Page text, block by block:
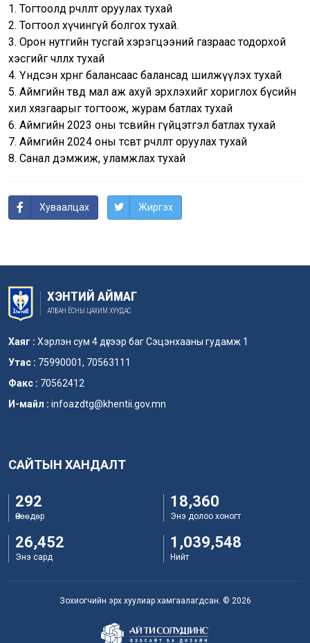
1. Тогтоолд өөрчлөлт оруулах тухай
2. Тогтоол хүчингүй болгох тухай.
3. Орон нутгийн тусгай хэрэгцээний газраас тодорхой
хэсгийг чөлөөлөх тухай
4. Үндсэн хөрөнгө балансаас балансад шилжүүлэх тухай
5. Аймгийн төвд мал аж ахуй эрхлэхийг хориглох бүсийн
хил хязгаарыг тогтоож, журам батлах тухай
6. Аймгийн 2023 оны төсвийн гүйцэтгэл батлах тухай
7. Аймгийн 2024 оны төсөвт өөрчлөлт оруулах тухай
8. Санал дэмжиж, уламжлах тухай
Хуваалцах Жиргэх
ХЭНТИЙ АЙМАГ
АЛБАН ЁСНЫ ЦАХИМ ХУУДАС
Хаяг : Хэрлэн сум 4 дүгээр баг Сэцэнхааны гудамж 1
Утас : 75990001, 70563111
Факс : 70562412
И-майл : infoazdtg@khentii.gov.mn
САЙТЫН ХАНДАЛТ
292
Өнөөдөр
18,360
Энэ долоо хоногт
26,452
Энэ сард
1,039,548
Нийт
Зохиогчийн эрх хуулиар хамгаалагдсан. © 2026